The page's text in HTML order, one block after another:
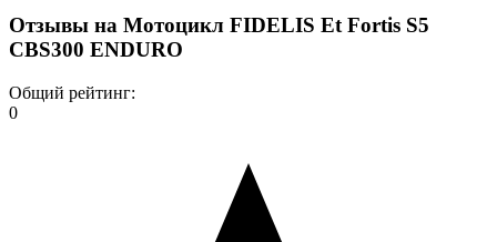
Отзывы на Мотоцикл FIDELIS Et Fortis S5
CBS300 ENDURO
Общий рейтинг:
0